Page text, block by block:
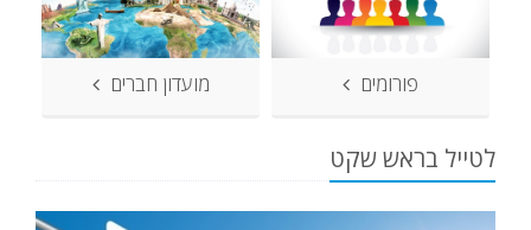
פורומים מועדון חברים
לטייל בראש שקט